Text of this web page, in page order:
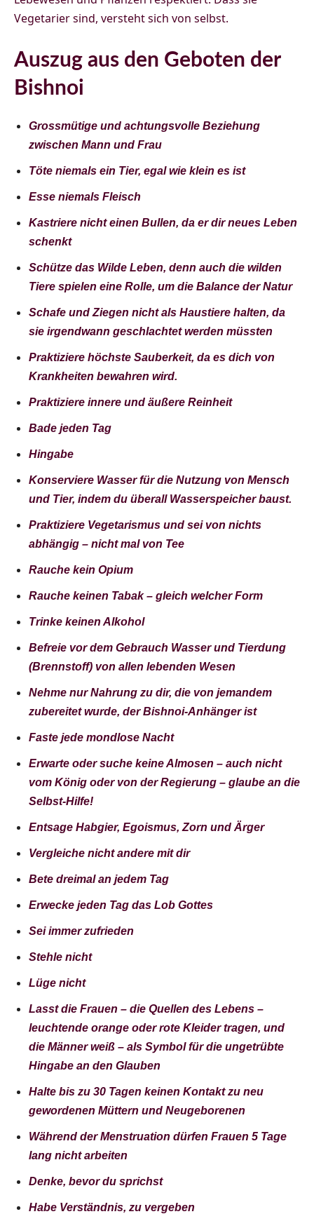
Vegetarier sind, versteht sich von selbst.
Auszug aus den Geboten der
Bishnoi
Grossmütige und achtungsvolle Beziehung
zwischen Mann und Frau
Töte niemals ein Tier, egal wie klein es ist
Esse niemals Fleisch
Kastriere nicht einen Bullen, da er dir neues Leben
schenkt
Schütze das Wilde Leben, denn auch die wilden
Tiere spielen eine Rolle, um die Balance der Natur
Schafe und Ziegen nicht als Haustiere halten, da
sie irgendwann geschlachtet werden müssten
Praktiziere höchste Sauberkeit, da es dich von
Krankheiten bewahren wird.
Praktiziere innere und äußere Reinheit
Bade jeden Tag
Hingabe
Konserviere Wasser für die Nutzung von Mensch
und Tier, indem du überall Wasserspeicher baust.
Praktiziere Vegetarismus und sei von nichts
abhängig – nicht mal von Tee
Rauche kein Opium
Rauche keinen Tabak – gleich welcher Form
Trinke keinen Alkohol
Befreie vor dem Gebrauch Wasser und Tierdung
(Brennstoff) von allen lebenden Wesen
Nehme nur Nahrung zu dir, die von jemandem
zubereitet wurde, der Bishnoi-Anhänger ist
Faste jede mondlose Nacht
Erwarte oder suche keine Almosen – auch nicht
vom König oder von der Regierung – glaube an die
Selbst-Hilfe!
Entsage Habgier, Egoismus, Zorn und Ärger
Vergleiche nicht andere mit dir
Bete dreimal an jedem Tag
Erwecke jeden Tag das Lob Gottes
Sei immer zufrieden
Stehle nicht
Lüge nicht
Lasst die Frauen – die Quellen des Lebens –
leuchtende orange oder rote Kleider tragen, und
die Männer weiß – als Symbol für die ungetrübte
Hingabe an den Glauben
Halte bis zu 30 Tagen keinen Kontakt zu neu
gewordenen Müttern und Neugeborenen
Während der Menstruation dürfen Frauen 5 Tage
lang nicht arbeiten
Denke, bevor du sprichst
Habe Verständnis, zu vergeben